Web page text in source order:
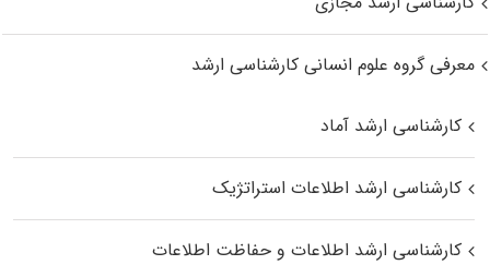
معرفی گروه علوم انسانی کارشناسی ارشد
کارشناسی ارشد آماد
کارشناسی ارشد اطلاعات استراتژیک
کارشناسی ارشد اطلاعات و حفاظت اطلاعات